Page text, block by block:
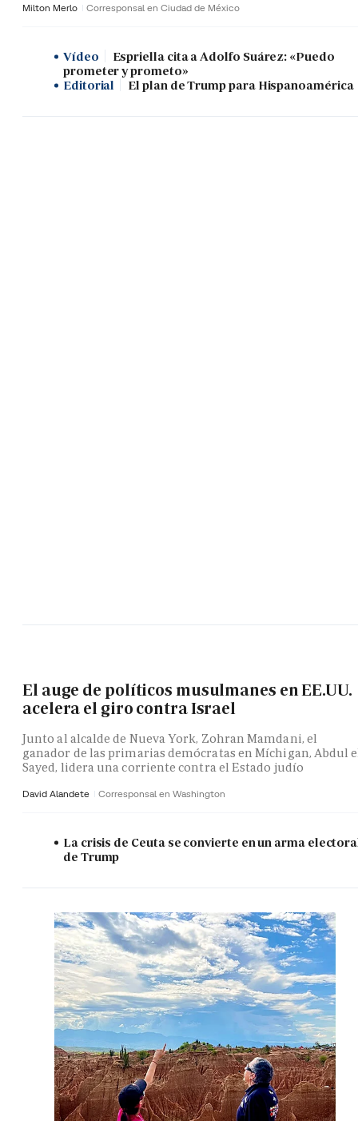
Milton Merlo Corresponsal en Ciudad de México
Vídeo
Espriella cita a Adolfo Suárez: «Puedo
prometer y prometo»
Editorial
El plan de Trump para Hispanoamérica
El auge de políticos musulmanes en EE.UU.
acelera el giro contra Israel
Junto al alcalde de Nueva York, Zohran Mamdani, el
ganador de las primarias demócratas en Míchigan, Abdul
Sayed, lidera una corriente contra el Estado judío
David Alandete Corresponsal en Washington
La crisis de Ceuta se convierte en un arma
de Trump